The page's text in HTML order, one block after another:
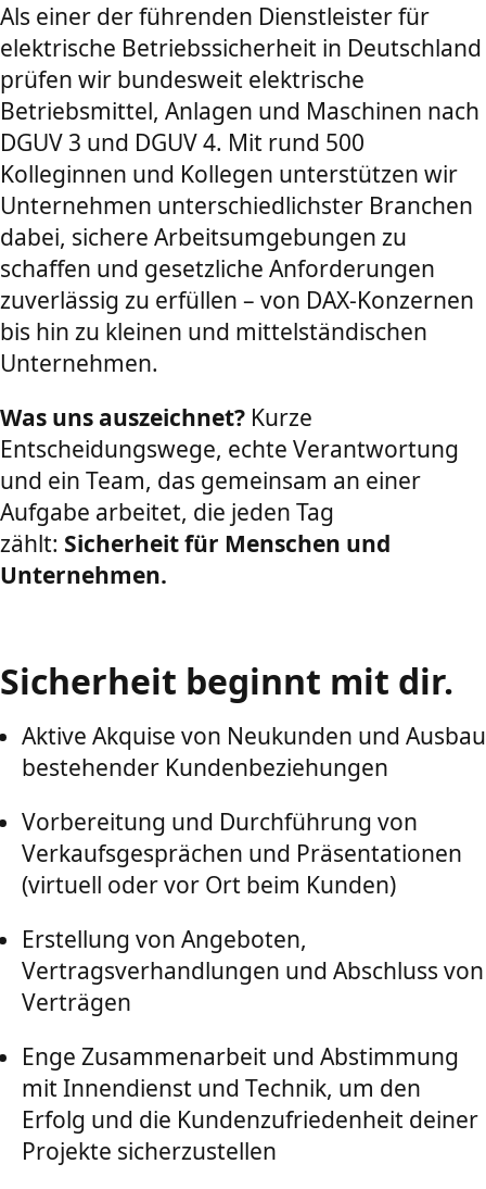
Als einer der führenden Dienstleister für
elektrische Betriebssicherheit in Deutschland
prüfen wir bundesweit elektrische
Betriebsmittel, Anlagen und Maschinen nach
DGUV 3 und DGUV 4. Mit rund 500
Kolleginnen und Kollegen unterstützen wir
Unternehmen unterschiedlichster Branchen
dabei, sichere Arbeitsumgebungen zu
schaffen und gesetzliche Anforderungen
zuverlässig zu erfüllen – von DAX-Konzernen
bis hin zu kleinen und mittelständischen
Unternehmen.
Was uns auszeichnet? Kurze
Entscheidungswege, echte Verantwortung
und ein Team, das gemeinsam an einer
Aufgabe arbeitet, die jeden Tag
zählt: Sicherheit für Menschen und
Unternehmen.
Sicherheit beginnt mit dir.
Aktive Akquise von Neukunden und Ausbau
bestehender Kundenbeziehungen
Vorbereitung und Durchführung von
Verkaufsgesprächen und Präsentationen
(virtuell oder vor Ort beim Kunden)
Erstellung von Angeboten,
Vertragsverhandlungen und Abschluss von
Verträgen
Enge Zusammenarbeit und Abstimmung
mit Innendienst und Technik, um den
Erfolg und die Kundenzufriedenheit deiner
Projekte sicherzustellen